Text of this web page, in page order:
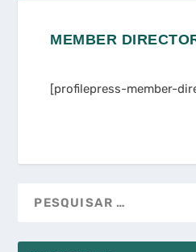
MEMBER
[profilepress-member-